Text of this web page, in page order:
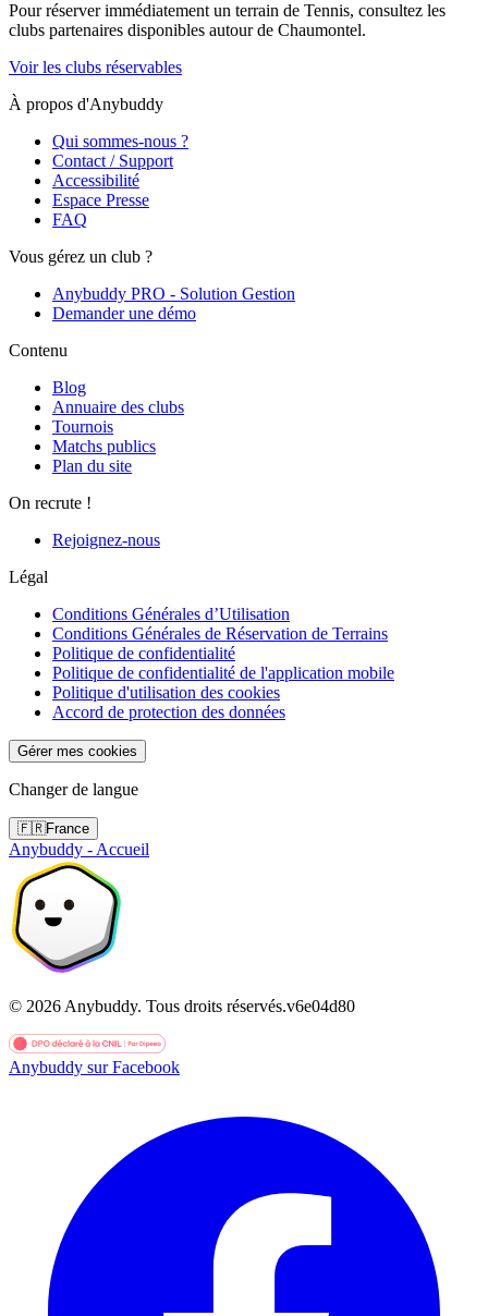
Pour réserver immédiatement un terrain de Tennis, consultez les
clubs partenaires disponibles autour de Chaumontel.
Voir les clubs réservables
À propos d'Anybuddy
Qui sommes-nous ?
Contact / Support
Accessibilité
Espace Presse
FAQ
Vous gérez un club ?
Anybuddy PRO - Solution Gestion
Demander une démo
Contenu
Blog
Annuaire des clubs
Tournois
Matchs publics
Plan du site
On recrute !
Rejoignez-nous
Légal
Conditions Générales d’Utilisation
Conditions Générales de Réservation de Terrains
Politique de confidentialité
Politique de confidentialité de l'application mobile
Politique d'utilisation des cookies
Accord de protection des données
Gérer mes cookies
Changer de langue
🇫🇷France
Anybuddy - Accueil
© 2026 Anybuddy. Tous droits réservés.v6e04d80
Anybuddy sur Facebook